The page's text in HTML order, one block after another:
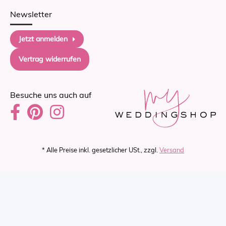
Newsletter
Jetzt anmelden
Vertrag widerrufen
Besuche uns auch auf
* Alle Preise inkl. gesetzlicher USt., zzgl. Versand